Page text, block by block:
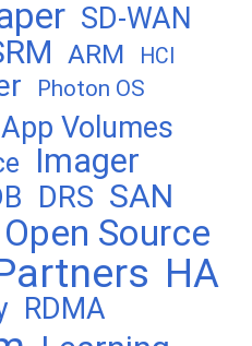
SD-WAN
ARM HCI
Photon OS
App Volumes
Imager
DRS SAN
Open Source
HA
RDMA